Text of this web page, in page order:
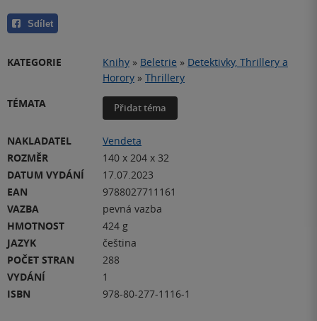
Sdílet
KATEGORIE Knihy » Beletrie » Detektivky, Thrillery a
Horory » Thrillery
TÉMATA
Přidat téma
NAKLADATEL
Vendeta
ROZMĚR
140 x 204 x 32
DATUM VYDÁNÍ
17.07.2023
EAN
9788027711161
VAZBA
pevná vazba
HMOTNOST
424 g
JAZYK
čeština
POČET STRAN
288
VYDÁNÍ
1
ISBN
978-80-277-1116-1